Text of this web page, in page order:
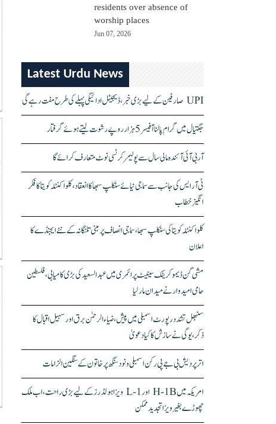
residents over absence of
worship places
Jun 07, 2026
Latest Urdu News
UPI صارفین کے لیے بڑی خبر، ڈیجیٹل ادائیگی پہلے کی طرح مفت رہے گی
جگتیال میں گرام پالنا آفیسر 5 ہزار روپے رشوت لیتے ہوئے گرفتار
آر بی آئی آئندہ مالی سال سے پولیمر کرنسی نوٹ متعارف کرائے گا
ٹی آر ایس کی جانب سے سماجی نیائے سنکلپ سبھا کا انعقاد، کلواکنٹلہ کویتا کا فکر
انگیز خطاب
کلواکنٹلہ کویتا کی سنکلپ سبھا، سماجی انصاف پر مبنی تلنگانہ کے نئے ایجنڈے کا
اعلان
مشی گن ڈیموکریٹک سینیٹ پرائمری میں عبدالسعید کی بڑی کامیابی، فلسطین
حامی امیدوار نے میدان مار لیا
سنبھل تشدد رپورٹ اسمبلی میں پیش، ضیاء الرحمٰن برق اور سہیل اقبال کا
ذکر، یوگی نے سازش کا کیا دعویٰ
اتر پردیش بی جے پی رکن اسمبلی ونود سنگھ پر خاتون کے سنگین الزامات
امریکہ میں H-1B اور L-1 ویزا ہولڈرز کے لیے بڑی راحت، اب ملک
چھوڑے بغیر ویزا تجدید ممکن